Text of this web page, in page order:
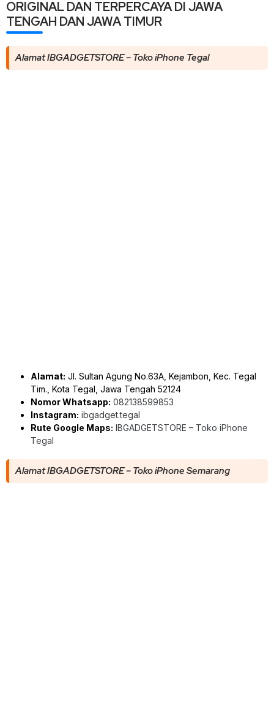
ORIGINAL DAN TERPERCAYA DI JAWA
TENGAH DAN JAWA TIMUR
Alamat IBGADGETSTORE – Toko iPhone Tegal
Alamat: Jl. Sultan Agung No.63A, Kejambon, Kec. Tegal
Tim., Kota Tegal, Jawa Tengah 52124
Nomor Whatsapp: 082138599853
Instagram: ibgadget.tegal
Rute Google Maps: IBGADGETSTORE – Toko iPhone
Tegal
Alamat IBGADGETSTORE – Toko iPhone Semarang